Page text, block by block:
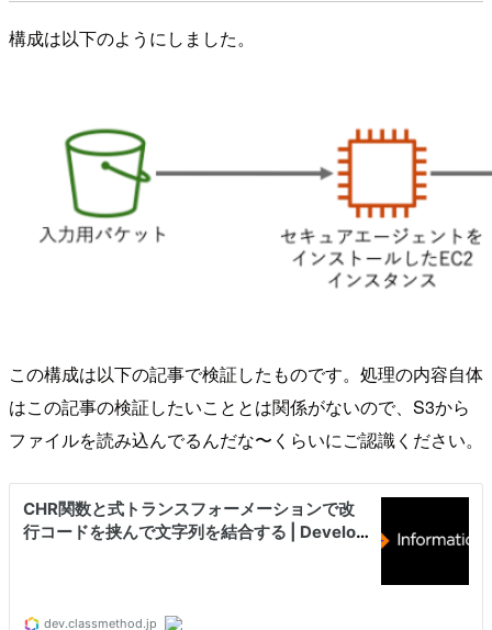
構成は以下のようにしました。
この構成は以下の記事で検証したものです。処理の内容自体
はこの記事の検証したいこととは関係がないので、S3から
ファイルを読み込んでるんだな〜くらいにご認識ください。